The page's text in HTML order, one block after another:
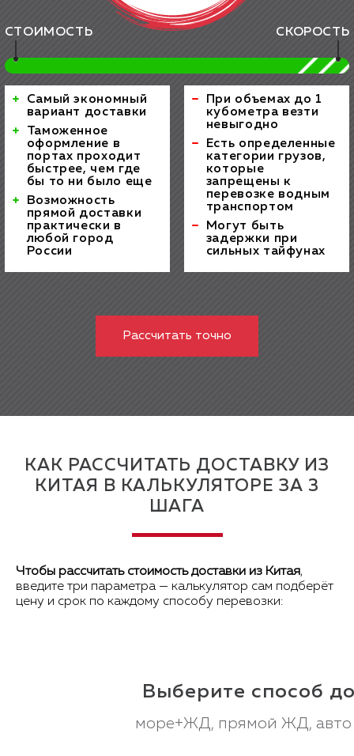
СТОИМОСТЬ СКОРОСТЬ
Самый экономный
вариант доставки
Таможенное
оформление в
портах проходит
быстрее, чем где
бы то ни было еще
Возможность
прямой доставки
практически в
любой город
России
При объемах до 1
кубометра везти
невыгодно
Есть определенные
категории грузов,
которые
запрещены к
перевозке водным
транспортом
Могут быть
задержки при
сильных тайфунах
Рассчитать точно
КАК РАССЧИТАТЬ ДОСТАВКУ ИЗ
КИТАЯ В КАЛЬКУЛЯТОРЕ ЗА 3
ШАГА
Чтобы рассчитать стоимость доставки из Китая,
введите три параметра — калькулятор сам подберёт
цену и срок по каждому способу перевозки:
Выберите способ
море+ЖД, прямой ЖД, авто